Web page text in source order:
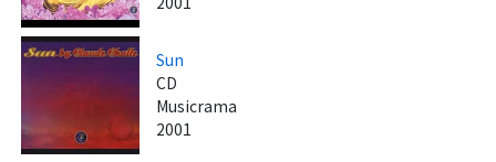
Sun
CD
Musicrama
2001